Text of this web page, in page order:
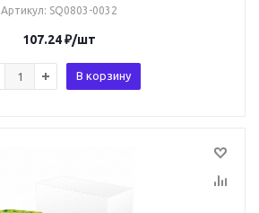
Артикул: SQ0803-0032
107.24₽/шт
В корзину